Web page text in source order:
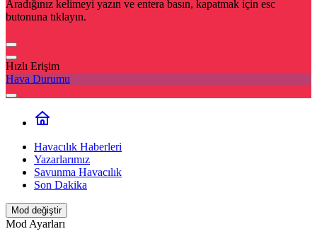
Aradığınız kelimeyi yazın ve entera basın, kapatmak için esc
butonuna tıklayın.
Hızlı Erişim
Hava Durumu
Havacılık Haberleri
Yazarlarımız
Savunma Havacılık
Son Dakika
Mod değiştir
Mod Ayarları